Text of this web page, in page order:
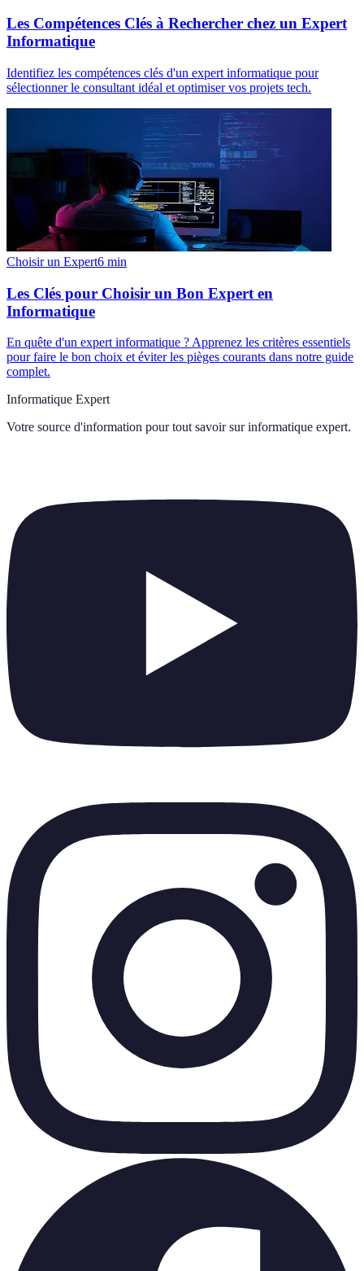
Les Compétences Clés à Rechercher chez un Expert
Informatique
Identifiez les compétences clés d'un expert informatique pour
sélectionner le consultant idéal et optimiser vos projets tech.
Choisir un Expert6 min
Les Clés pour Choisir un Bon Expert en
Informatique
En quête d'un expert informatique ? Apprenez les critères essentiels
pour faire le bon choix et éviter les pièges courants dans notre guide
complet.
Informatique Expert
Votre source d'information pour tout savoir sur informatique expert.